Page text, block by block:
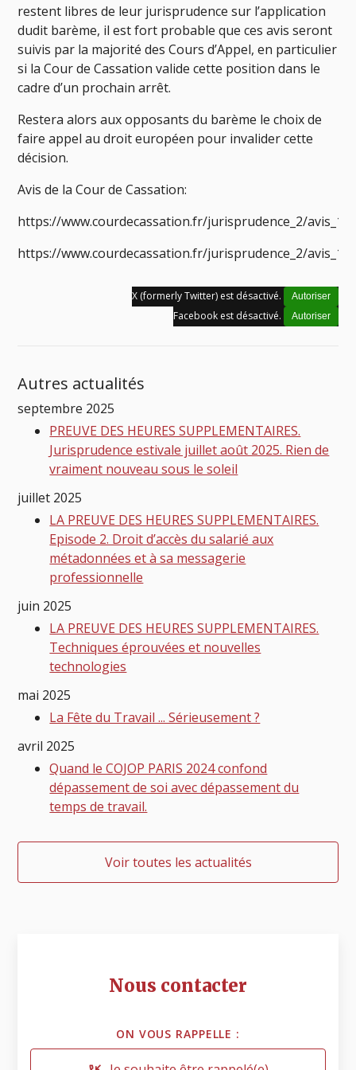
restent libres de leur jurisprudence sur l’application
dudit barème, il est fort probable que ces avis seront
suivis par la majorité des Cours d’Appel, en particulier
si la Cour de Cassation valide cette position dans le
cadre d’un prochain arrêt.
Restera alors aux opposants du barème le choix de
faire appel au droit européen pour invalider cette
décision.
Avis de la Cour de Cassation:
https://www.courdecassation.fr/jurisprudence_2/avis_15/
https://www.courdecassation.fr/jurisprudence_2/avis_15/
X (formerly Twitter) est désactivé. Autoriser
Facebook est désactivé. Autoriser
Autres actualités
septembre 2025
PREUVE DES HEURES SUPPLEMENTAIRES.
Jurisprudence estivale juillet août 2025. Rien de
vraiment nouveau sous le soleil
juillet 2025
LA PREUVE DES HEURES SUPPLEMENTAIRES.
Episode 2. Droit d’accès du salarié aux
métadonnées et à sa messagerie
professionnelle
juin 2025
LA PREUVE DES HEURES SUPPLEMENTAIRES.
Techniques éprouvées et nouvelles
technologies
mai 2025
La Fête du Travail ... Sérieusement ?
avril 2025
Quand le COJOP PARIS 2024 confond
dépassement de soi avec dépassement du
temps de travail.
Voir toutes les actualités
Nous contacter
ON VOUS RAPPELLE :